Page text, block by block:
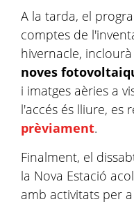
A la tarda, el
comptes de
hivernacle,
noves
i imatges aèries a
l'accés és lliure, es
prèviament.
Finalment, el
la Nova Estació
amb activitats per